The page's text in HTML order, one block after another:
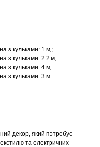
з кульками: 1 м,;
з кульками: 2.2 м;
з кульками: 4 м;
з кульками: 3 м.
декор, який потребує
та електричних